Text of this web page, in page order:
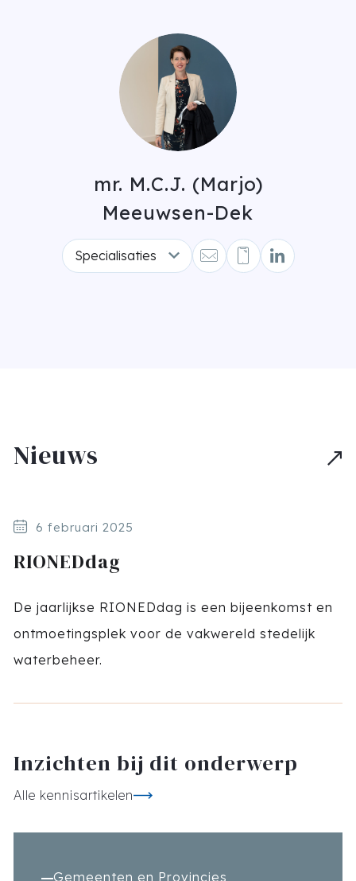
mr. M.C.J. (Marjo)
Meeuwsen-Dek
Specialisaties
Nieuws
6 februari 2025
RIONEDdag
De jaarlijkse RIONEDdag is een bijeenkomst en
ontmoetingsplek voor de vakwereld stedelijk
waterbeheer.
Inzichten bij dit onderwerp
Alle kennisartikelen
Gemeenten en Provincies